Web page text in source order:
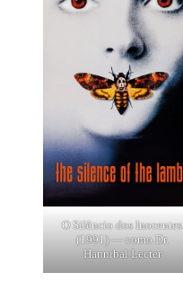
O Silêncio dos Inocentes
(1991) — como Dr.
Hannibal Lecter